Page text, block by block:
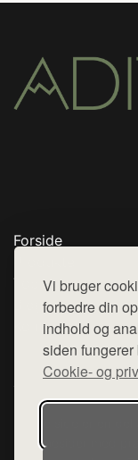
Vi bruger
forbedre din
indhold og
siden
Cookie- og
Forside
Top Rabatter
Blog
Kontakt
Denne side er en
hjemmesider med